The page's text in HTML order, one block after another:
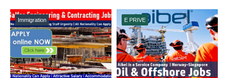
Immigration E PRIVE